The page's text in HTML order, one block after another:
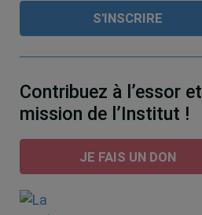
Contribuez à l’essor
mission de l’Institut !
JE FAIS UN DON